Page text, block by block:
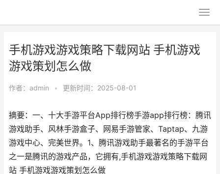
手机游戏游戏策略下载网站 手机游戏
游戏策划怎么做
作者： admin • 更新时间：2025-08-01
摘要：一、十大手游平台App排行榜手游app排行榜：腾讯
游戏助手、风林手游盒子、网易手游管家、Taptap、九游
游戏中心、完美世界。1、腾讯游戏助手最著名的手游平台
之一是腾讯的游戏产品，它拥有,手机游戏游戏策略下载网
站 手机游戏游戏策划怎么做